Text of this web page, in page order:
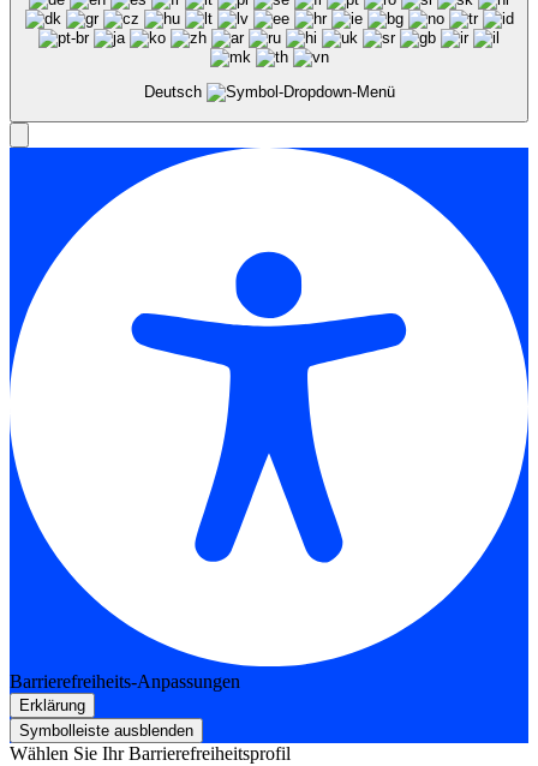
Deutsch
Barrierefreiheits-Anpassungen
Erklärung
Symbolleiste ausblenden
Wählen Sie Ihr Barrierefreiheitsprofil